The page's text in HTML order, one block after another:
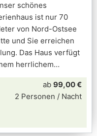
schönes
ist nur 70
von Nord-Ostsee
und Sie erreichen
Das Haus verfügt
herrlichem
ab 99,00 €
2 Personen / Nacht